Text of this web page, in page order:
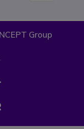
Group